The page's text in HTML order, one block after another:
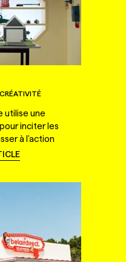
utilise une
inciter les
à l'action